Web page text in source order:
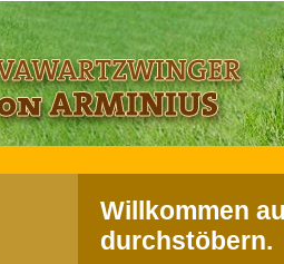
Willkommen
durchstöbern.